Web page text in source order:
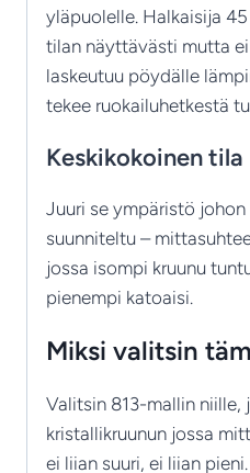
yläpuolelle. Halkaisija
tilan näyttävästi mutta
laskeutuu pöydälle
tekee ruokailuhetkestä
Keskikokoinen tila
Juuri se ympäristö
suunniteltu –
jossa isompi kruunu
pienempi katoaisi.
Miksi valitsin
Valitsin 813-mallin niille,
kristallikruunun jossa
ei liian suuri, ei liian